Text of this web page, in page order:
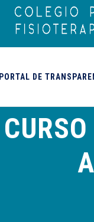
PORTAL DE